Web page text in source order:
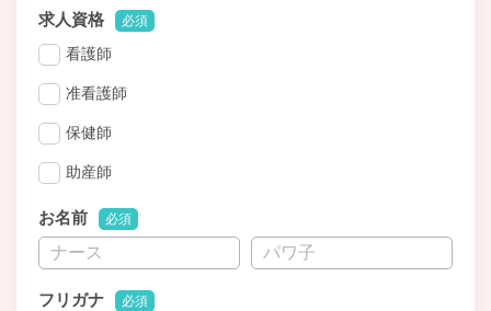
求人資格 必須
看護師
准看護師
保健師
助産師
お名前 必須
フリガナ 必須